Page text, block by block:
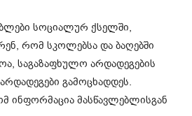
სოციალურ ქსელში,
რომ სკოლებსა და ბაღებში
საგაზაფხულო არდადეგების
გამოცხადდეს.
ინფორმაცია მასწავლებლისგან